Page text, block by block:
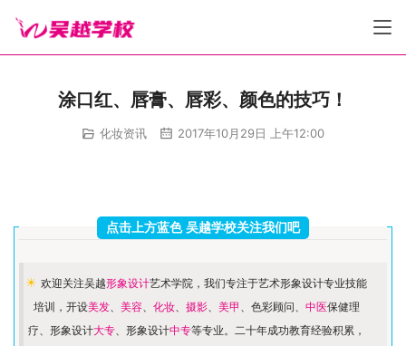
涂口红、唇膏、唇彩、颜色的技巧！
化妆资讯 2017年10月29日 上午12:00
点击上方蓝色 吴越学校关注我们吧
☀ 欢迎关注吴越形象设计艺术学院，我们专注于艺术形象设计专业技能
培训，开设美发、 美容、 化妆、 摄影、 美甲 、色彩顾问、 中医保健理
疗、形象设计大专、形象设计中专等专业。二十年成功教育经验积累，